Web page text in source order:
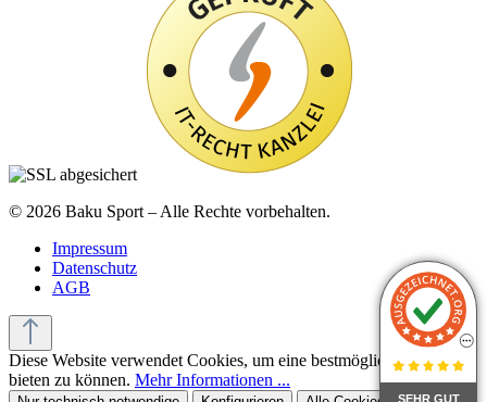
SEHR GUT
© 2026 Baku Sport – Alle Rechte vorbehalten.
Impressum
Datenschutz
AGB
Diese Website verwendet Cookies, um eine bestmögliche Erfahrung
bieten zu können. Mehr Informationen ...